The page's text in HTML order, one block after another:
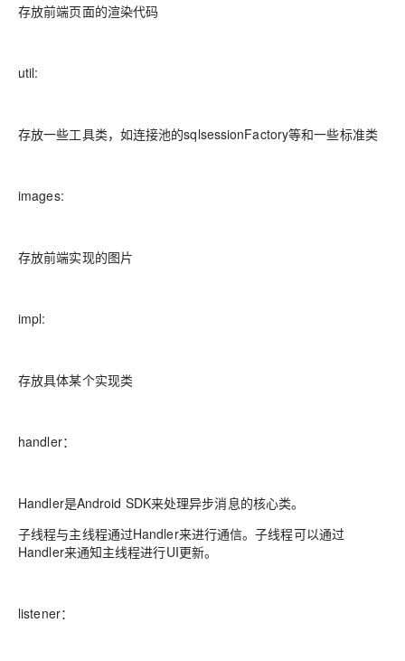
存放前端页面的渲染代码
util:
存放一些工具类，如连接池的sqlsessionFactory等和一些标准类
images:
存放前端实现的图片
impl:
存放具体某个实现类
handler：
Handler是Android SDK来处理异步消息的核心类。
子线程与主线程通过Handler来进行通信。子线程可以通过
Handler来通知主线程进行UI更新。
listener：